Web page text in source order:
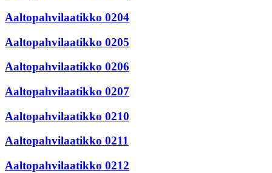
Aaltopahvilaatikko 0204
Aaltopahvilaatikko 0205
Aaltopahvilaatikko 0206
Aaltopahvilaatikko 0207
Aaltopahvilaatikko 0210
Aaltopahvilaatikko 0211
Aaltopahvilaatikko 0212